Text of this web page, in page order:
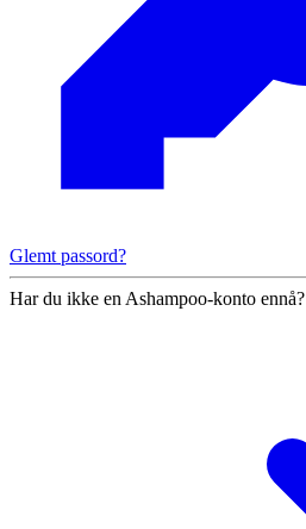
Glemt passord?
Har du ikke en Ashampoo-konto ennå?